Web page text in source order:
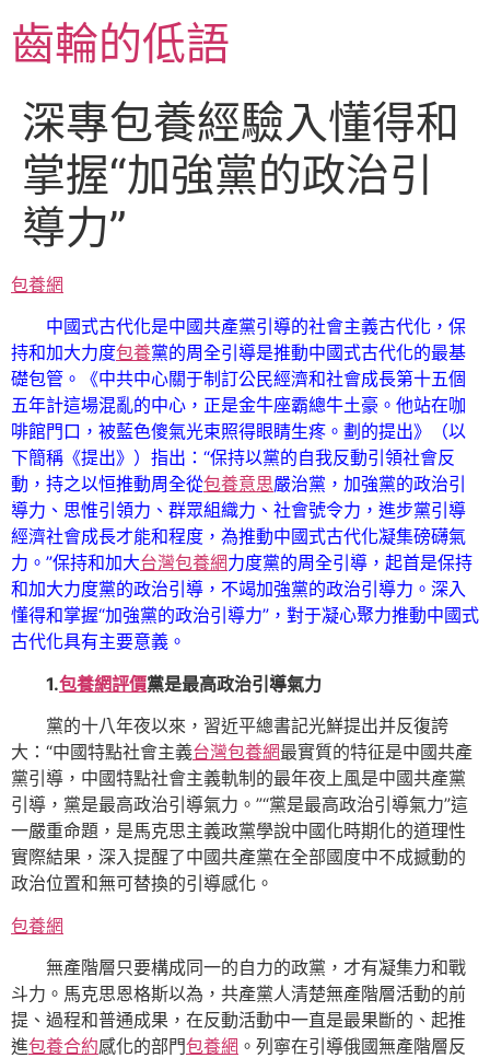
至
主齒輪的低語
深專包養經驗入懂得和
掌握“加強黨的政治引
導力”
包養網
中國式古代化是中國共產黨引導的社會主義古代化，保
持和加大力度包養黨的周全引導是推動中國式古代化的最基
礎包管。《中共中心關于制訂公民經濟和社會成長第十五個
五年計這場混亂的中心，正是金牛座霸總牛土豪。他站在咖
啡館門口，被藍色傻氣光束照得眼睛生疼。劃的提出》（以
下簡稱《提出》）指出：“保持以黨的自我反動引領社會反
動，持之以恒推動周全從包養意思嚴治黨，加強黨的政治引
導力、思惟引領力、群眾組織力、社會號令力，進步黨引導
經濟社會成長才能和程度，為推動中國式古代化凝集磅礴氣
力。”保持和加大台灣包養網力度黨的周全引導，起首是保持
和加大力度黨的政治引導，不竭加強黨的政治引導力。深入
懂得和掌握“加強黨的政治引導力”，對于凝心聚力推動中國式
古代化具有主要意義。
1.包養網評價黨是最高政治引導氣力
黨的十八年夜以來，習近平總書記光鮮提出并反復誇
大：“中國特點社會主義台灣包養網最實質的特征是中國共產
黨引導，中國特點社會主義軌制的最年夜上風是中國共產黨
引導，黨是最高政治引導氣力。”“黨是最高政治引導氣力”這
一嚴重命題，是馬克思主義政黨學說中國化時期化的道理性
實際結果，深入提醒了中國共產黨在全部國度中不成撼動的
政治位置和無可替換的引導感化。
包養網
無產階層只要構成同一的自力的政黨，才有凝集力和戰
斗力。馬克思恩格斯以為，共產黨人清楚無產階層活動的前
提、過程和普通成果，在反動活動中一直是最果斷的、起推
進包養合約感化的部門包養網 。列寧在引導俄國無產階層反